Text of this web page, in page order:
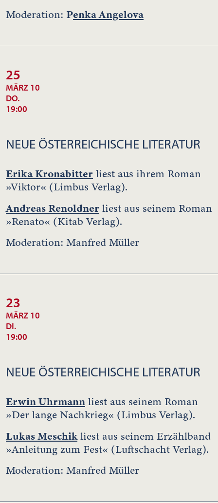
Moderation: Penka Angelova
25
MÄRZ 10
DO.
19:00
NEUE ÖSTERREICHISCHE LITERATUR
Erika Kronabitter liest aus ihrem Roman
»Viktor« (Limbus Verlag).
Andreas Renoldner liest aus seinem Roman
»Renato« (Kitab Verlag).
Moderation: Manfred Müller
23
MÄRZ 10
DI.
19:00
NEUE ÖSTERREICHISCHE LITERATUR
Erwin Uhrmann liest aus seinem Roman
»Der lange Nachkrieg« (Limbus Verlag).
Lukas Meschikliest aus seinem Erzählband
»Anleitung zum Fest« (Luftschacht Verlag).
Moderation: Manfred Müller